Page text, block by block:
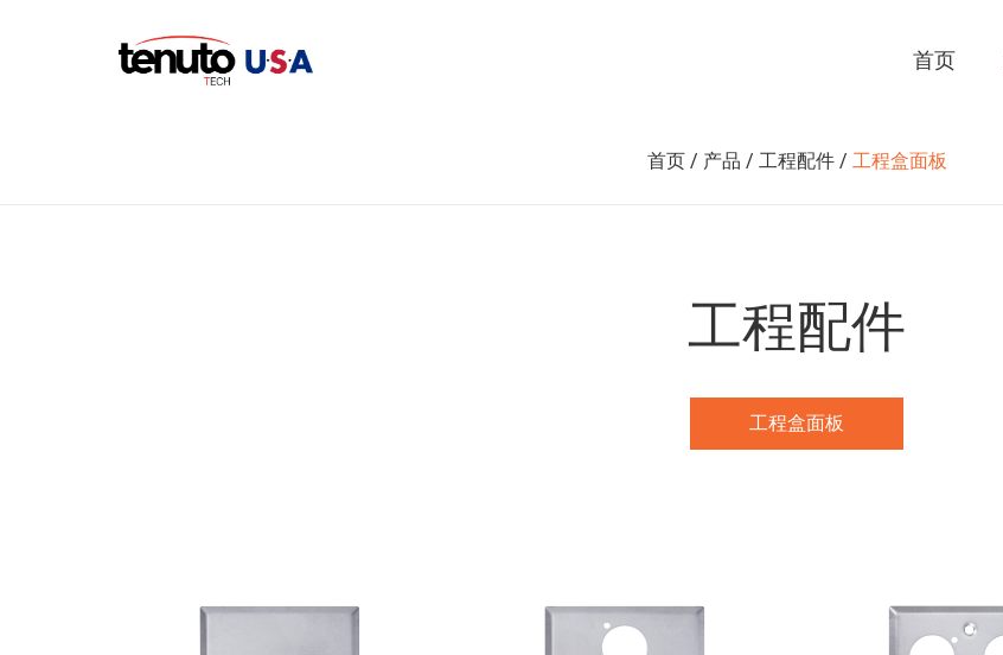
首页
首页 / 产品 / 工程配件/ 工程盒面板
工程配件
工程盒面板